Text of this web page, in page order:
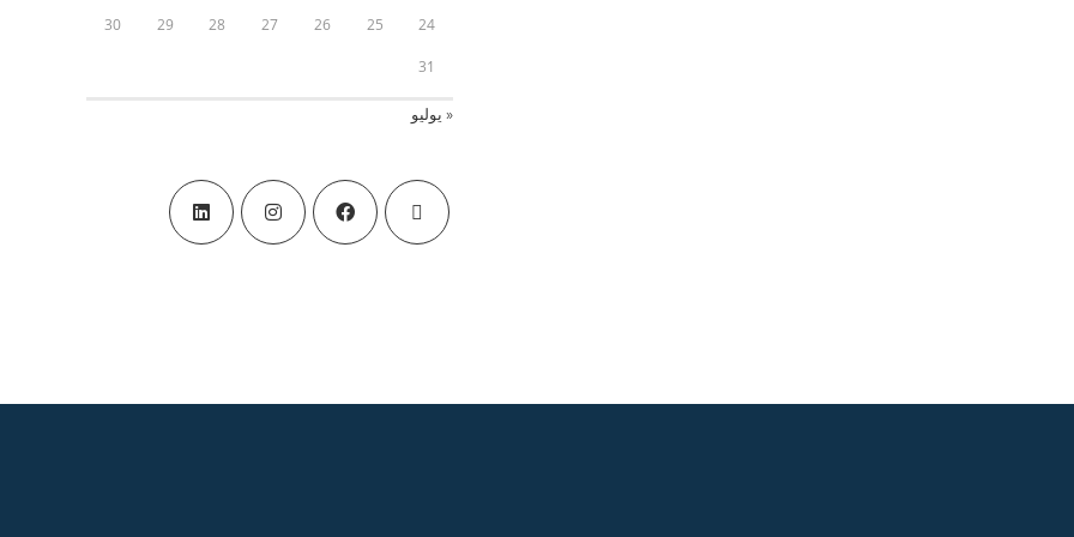
24
25
26
27
28
29
30
31
« يوليو